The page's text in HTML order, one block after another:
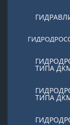
ТИПА
ТИПА